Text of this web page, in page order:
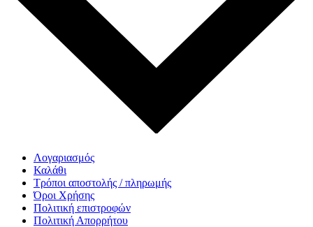
Λογαριασμός
Καλάθι
Τρόποι αποστολής / πληρωμής
Όροι Χρήσης
Πολιτική επιστροφών
Πολιτική Απορρήτου